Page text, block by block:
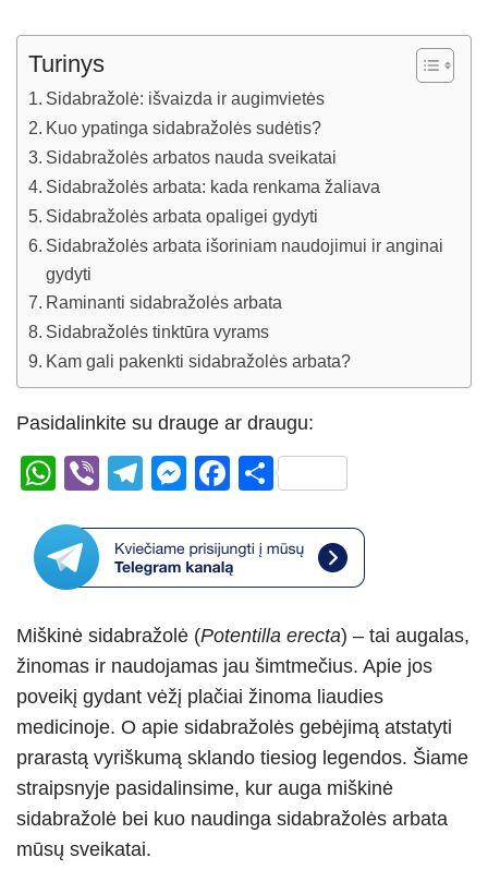
Turinys
Sidabražolė: išvaizda ir augimvietės
Kuo ypatinga sidabražolės sudėtis?
Sidabražolės arbatos nauda sveikatai
Sidabražolės arbata: kada renkama žaliava
Sidabražolės arbata opaligei gydyti
Sidabražolės arbata išoriniam naudojimui ir anginai
gydyti
Raminanti sidabražolės arbata
Sidabražolės tinktūra vyrams
Kam gali pakenkti sidabražolės arbata?
Pasidalinkite su drauge ar draugu:
W
at
s
p
p
Vi
er
T
e
gr
m
M
ss
e
g
er
F
c
e
o
o
k
S
ar
e
Miškinė sidabražolė (Potentilla erecta) – tai augalas,
žinomas ir naudojamas jau šimtmečius. Apie jos
poveikį gydant vėžį plačiai žinoma liaudies
medicinoje. O apie sidabražolės gebėjimą atstatyti
prarastą vyriškumą sklando tiesiog legendos. Šiame
straipsnyje pasidalinsime, kur auga miškinė
sidabražolė bei kuo naudinga sidabražolės arbata
mūsų sveikatai.